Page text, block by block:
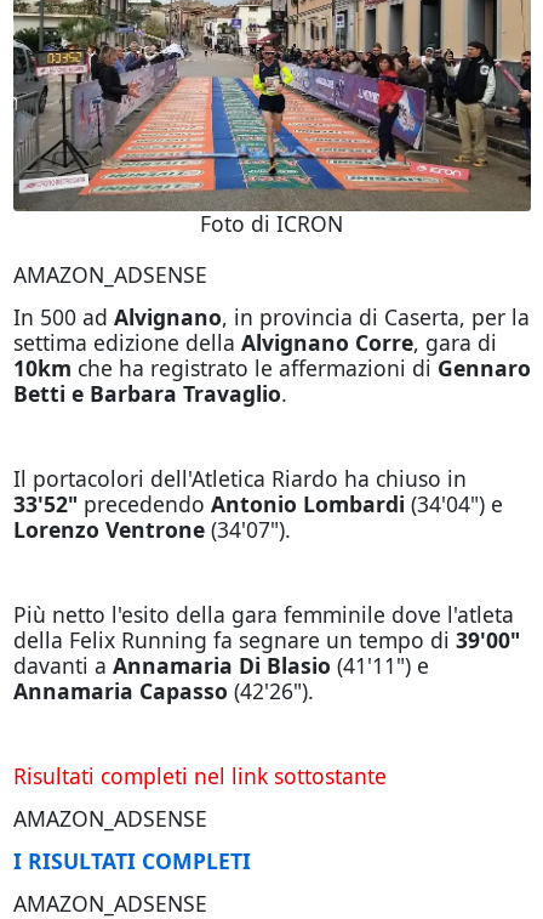
Foto di ICRON
AMAZON_ADSENSE
In 500 ad Alvignano, in provincia di Caserta, per la
settima edizione della Alvignano Corre, gara di
10km che ha registrato le affermazioni di Gennaro
Betti e Barbara Travaglio.
Il portacolori dell'Atletica Riardo ha chiuso in
33'52" precedendo Antonio Lombardi (34'04") e
Lorenzo Ventrone(34'07").
Più netto l'esito della gara femminile dove l'atleta
della Felix Running fa segnare un tempo di 39'00"
davanti a Annamaria Di Blasio (41'11") e
Annamaria Capasso (42'26").
Risultati completi nel link sottostante
AMAZON_ADSENSE
I RISULTATI COMPLETI
AMAZON_ADSENSE